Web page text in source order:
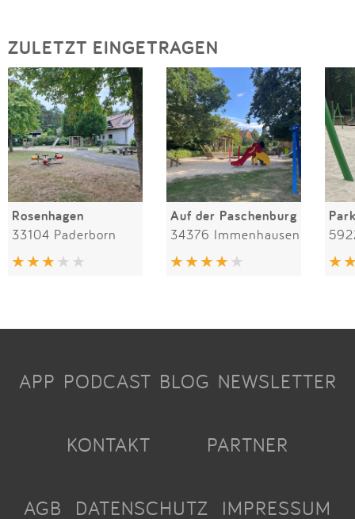
ZULETZT EINGETRAGEN
Rosenhagen
33104 Paderborn
Auf der Paschenburg
34376 Immenhausen
APP PODCAST BLOG NEWSLETTER
KONTAKT PARTNER
AGB DATENSCHUTZ IMPRESSUM